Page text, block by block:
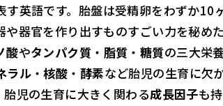
す英語です。胎盤は受精卵をわずか10
や器官を作り出すものすごい力を秘め
酸やタンパク質 ・ 脂質 ・ 糖質の三大栄
ラル・核酸 ・ 酵素など胎児の生育に欠
児の生育に大きく関わる成長因子も